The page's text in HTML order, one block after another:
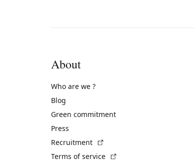
About
Who are we ?
Blog
Green commitment
Press
Recruitment
Terms of service